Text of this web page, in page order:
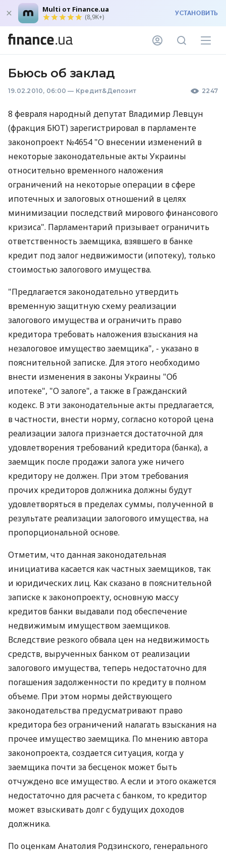
Multi от Finance.ua
(8,9K+) УСТАНОВИТЬ
Бьюсь об заклад
19.02.2010, 06:00 — Кредит&Депозит 2247
8 февраля народный депутат Владимир Левцун
(фракция БЮТ) зарегистрировал в парламенте
законопроект №4654 "О внесении изменений в
некоторые законодательные акты Украины
относительно временного наложения
ограничений на некоторые операции в сфере
ипотечных и залоговых отношений в целях
минимизации последствий мирового финансового
кризиса". Парламентарий призывает ограничить
ответственность заемщика, взявшего в банке
кредит под залог недвижимости (ипотеку), только
стоимостью залогового имущества.
"Предлагается законодательно утвердить
временную защитную схему реализации
залогового имущества и ограничить право
кредитора требовать наложения взыскания на
незалоговое имущество заемщика", - указано в
пояснительной записке. Для этого необходимо
внести изменения в законы Украины "Об
ипотеке", "О залоге", а также в Гражданский
кодекс. В эти законодательные акты предлагается,
в частности, внести норму, согласно которой цена
реализации залога признается достаточной для
удовлетворения требований кредитора (банка), а
заемщик после продажи залога уже ничего
кредитору не должен. При этом требования
прочих кредиторов должника должны будут
удовлетворяться в пределах суммы, полученной в
результате реализации залогового имущества, на
пропорциональной основе.
Отметим, что данная законодательная
инициатива касается как частных заемщиков, так
и юридических лиц. Как сказано в пояснительной
записке к законопроекту, основную массу
кредитов банки выдавали под обеспечение
недвижимым имуществом заемщиков.
Вследствие резкого обвала цен на недвижимость
средств, вырученных банком от реализации
залогового имущества, теперь недостаточно для
погашения задолженности по кредиту в полном
объеме. При этом нормы действующего
законодательства предусматривают право
кредитора без ограничений налагать взыскания на
прочее имущество заемщика. По мнению автора
законопроекта, создается ситуация, когда у
заемщика почти за бесценок может быть
отчуждено все имущество. А если и этого окажется
недостаточно для расчета с банком, то кредитор
может взыскивать долг с будущих доходов
должника.
По оценкам Анатолия Родзинского, генерального